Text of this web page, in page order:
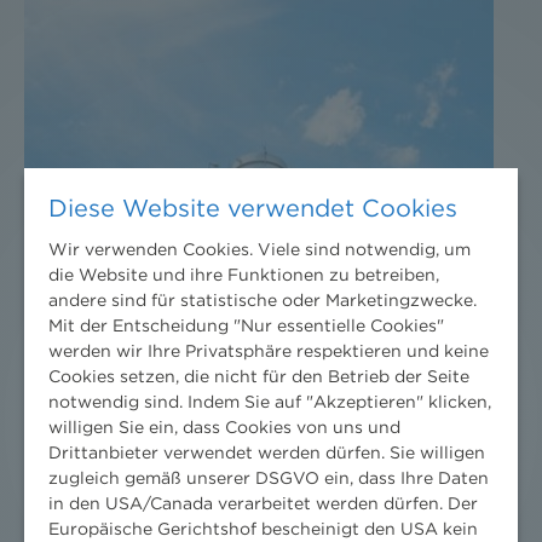
Diese Website verwendet Cookies
Wir verwenden Cookies. Viele sind notwendig, um
die Website und ihre Funktionen zu betreiben,
andere sind für statistische oder Marketingzwecke.
Mit der Entscheidung "Nur essentielle Cookies"
werden wir Ihre Privatsphäre respektieren und keine
Cookies setzen, die nicht für den Betrieb der Seite
notwendig sind. Indem Sie auf "Akzeptieren" klicken,
willigen Sie ein, dass Cookies von uns und
Drittanbieter verwendet werden dürfen. Sie willigen
zugleich gemäß unserer DSGVO ein, dass Ihre Daten
in den USA/Canada verarbeitet werden dürfen. Der
Europäische Gerichtshof bescheinigt den USA kein